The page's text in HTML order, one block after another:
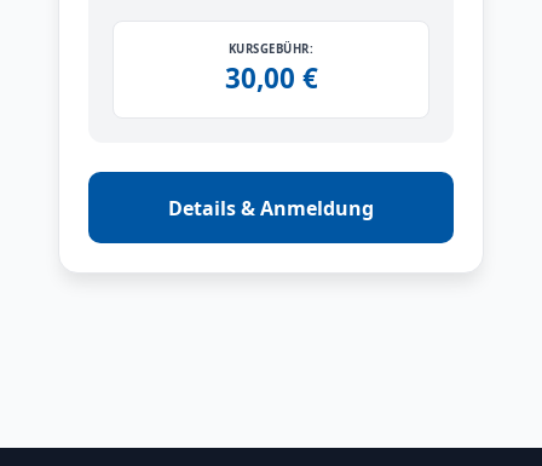
KURSGEBÜHR:
30,00 €
Details & Anmeldung